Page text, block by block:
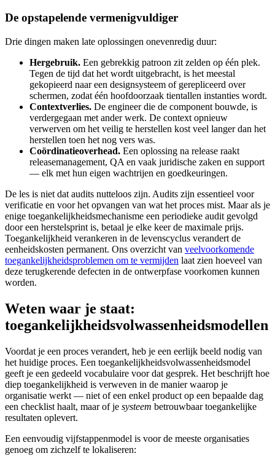
De opstapelende vermenigvuldiger
Drie dingen maken late oplossingen onevenredig duur:
Hergebruik. Een gebrekkig patroon zit zelden op één plek.
Tegen de tijd dat het wordt uitgebracht, is het meestal
gekopieerd naar een designsysteem of gerepliceerd over
schermen, zodat één hoofdoorzaak tientallen instanties wordt.
Contextverlies. De engineer die de component bouwde, is
verdergegaan met ander werk. De context opnieuw
verwerven om het veilig te herstellen kost veel langer dan het
herstellen toen het nog vers was.
Coördinatieoverhead. Een oplossing na release raakt
releasemanagement, QA en vaak juridische zaken en support
— elk met hun eigen wachtrijen en goedkeuringen.
De les is niet dat audits nutteloos zijn. Audits zijn essentieel voor
verificatie en voor het opvangen van wat het proces mist. Maar als je
enige toegankelijkheidsmechanisme een periodieke audit gevolgd
door een herstelsprint is, betaal je elke keer de maximale prijs.
Toegankelijkheid verankeren in de levenscyclus verandert de
eenheidskosten permanent. Ons overzicht van veelvoorkomende
toegankelijkheidsproblemen om te vermijden laat zien hoeveel van
deze terugkerende defecten in de ontwerpfase voorkomen kunnen
worden.
Weten waar je staat:
toegankelijkheidsvolwassenheidsmodellen
Voordat je een proces verandert, heb je een eerlijk beeld nodig van
het huidige proces. Een toegankelijkheidsvolwassenheidsmodel
geeft je een gedeeld vocabulaire voor dat gesprek. Het beschrijft hoe
diep toegankelijkheid is verweven in de manier waarop je
organisatie werkt — niet of een enkel product op een bepaalde dag
een checklist haalt, maar of je systeem betrouwbaar toegankelijke
resultaten oplevert.
Een eenvoudig vijfstappenmodel is voor de meeste organisaties
genoeg om zichzelf te lokaliseren: